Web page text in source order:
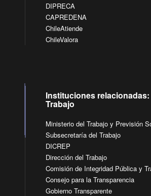
DIPRECA
CAPREDENA
ChileAtiende
ChileValora
Instituciones relacionadas:
Trabajo
Ministerio del Trabajo y Previsión
Subsecretaría del Trabajo
DICREP
Dirección del Trabajo
Comisión de Integridad Pública y
Consejo para la Transparencia
Gobierno Transparente